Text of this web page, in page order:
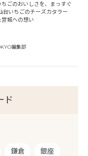
ちごのおいしさを、まっすぐ
台いちごのチーズカタラー
城への想い
編集部
ド
鎌倉 銀座